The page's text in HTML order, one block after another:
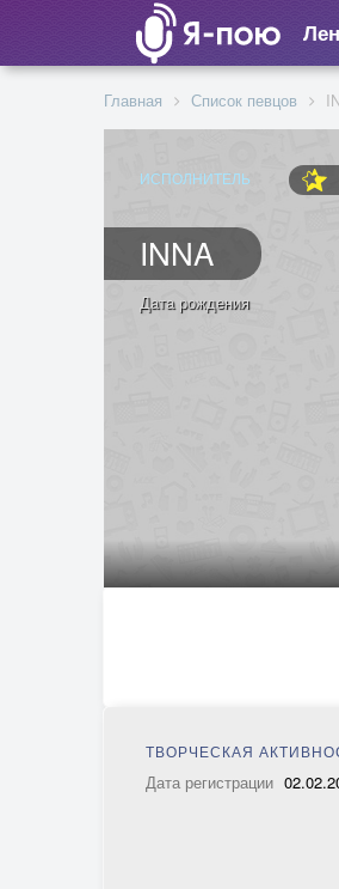
Главная Список певцов
ИСПОЛНИТЕЛЬ
INNA
Дата рождения
ТВОРЧЕСКАЯ
Дата регистрации